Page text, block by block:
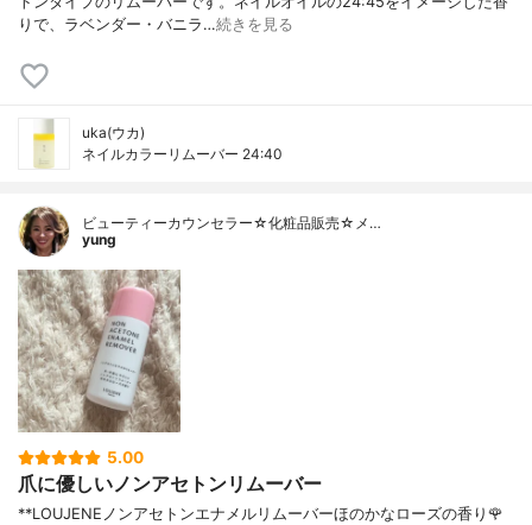
りで、ラベンダー・バニラ…続きを見る
uka(ウカ)
ネイルカラーリムーバー 24:40
ビューティーカウンセラー☆化粧品販売☆メ…
yung
5.00
爪に優しいノンアセトンリムーバー
**LOUJENEノンアセトンエナメルリムーバーほのかなローズの香り🌹